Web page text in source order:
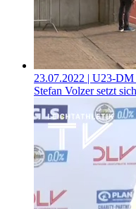
23.07.2022 | U23-DM
Stefan Volzer setzt